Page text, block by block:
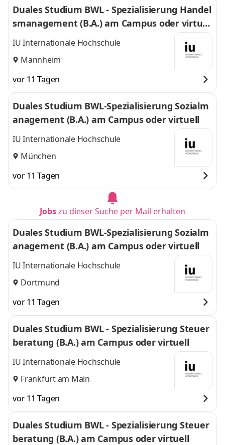
Duales Studium BWL - Spezialisierung Handel
smanagement (B.A.) am Campus oder virtuel
l
IU Internationale Hochschule
Mannheim
vor 11 Tagen
Duales Studium BWL-Spezialisierung Sozialm
anagement (B.A.) am Campus oder virtuell
IU Internationale Hochschule
München
vor 11 Tagen
Jobszu dieser Suche per Mail erhalten
Duales Studium BWL-Spezialisierung Sozialm
anagement (B.A.) am Campus oder virtuell
IU Internationale Hochschule
Dortmund
vor 11 Tagen
Duales Studium BWL - Spezialisierung Steuer
beratung (B.A.) am Campus oder virtuell
IU Internationale Hochschule
Frankfurt am Main
vor 11 Tagen
Duales Studium BWL - Spezialisierung Steuer
beratung (B.A.) am Campus oder virtuell